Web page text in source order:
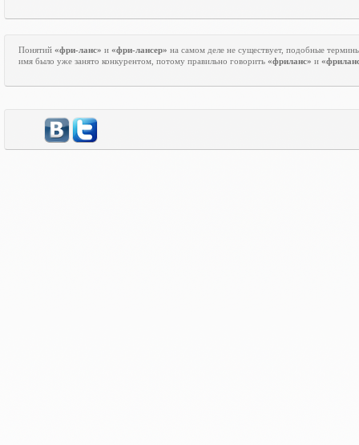
Понятий «фри-ланс» и «фри-лансер» на самом деле не существует, подобные
имя было уже занято конкурентом, потому правильно говорить «фриланс» и